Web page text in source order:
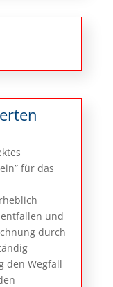
für das
und
durch
den Wegfall